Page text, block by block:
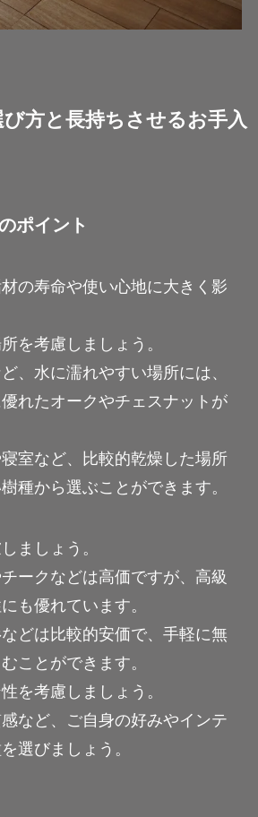
方と長持ちさせるお手入
ポイント
の寿命や使い心地に大きく影
を考慮しましょう。
、水に濡れやすい場所には、
れたオークやチェスナットが
室など、比較的乾燥した場所
種から選ぶことができます。
ましょう。
ークなどは高価ですが、高級
も優れています。
どは比較的安価で、手軽に無
ことができます。
を考慮しましょう。
など、ご自身の好みやインテ
選びましょう。